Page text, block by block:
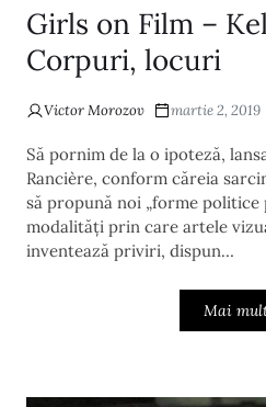
Girls on Film –
Corpuri, locuri
Victor Morozov martie 2, 2019
Să pornim de la o ipoteză,
Rancière, conform căreia
să propună noi „forme
modalități prin care artele
inventează priviri, dispun…
Mai